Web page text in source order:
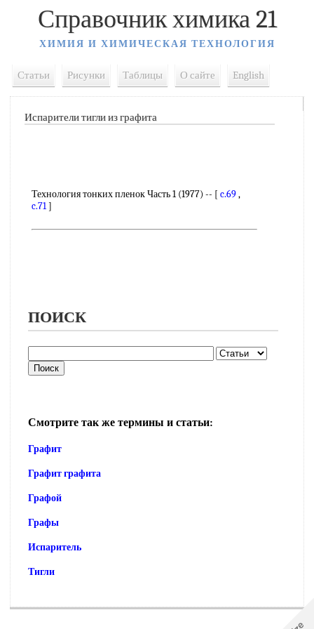
Справочник химика 21
ХИМИЯ И ХИМИЧЕСКАЯ ТЕХНОЛОГИЯ
Статьи Рисунки Таблицы О сайте English
Испарители тигли из графита
Технология тонких пленок Часть 1 (1977) -- [ c.69,
c.71]
ПОИСК
Смотрите так же термины и статьи:
Графит
Графит графита
Графой
Графы
Испаритель
Тигли